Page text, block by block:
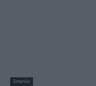
Ισπανία